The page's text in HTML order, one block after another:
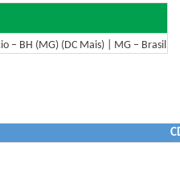
– BH (MG) (DC Mais) | MG – Brasil